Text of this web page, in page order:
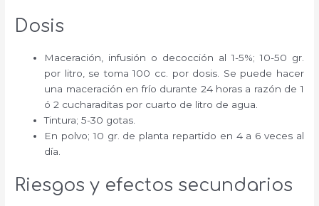
Dosis
Maceración, infusión o decocción al 1-5%; 10-50 gr.
por litro, se toma 100 cc. por dosis. Se puede hacer
una maceración en frío durante 24 horas a razón de 1
ó 2 cucharaditas por cuarto de litro de agua.
Tintura; 5-30 gotas.
En polvo; 10 gr. de planta repartido en 4 a 6 veces al
día.
Riesgos y efectos secundarios